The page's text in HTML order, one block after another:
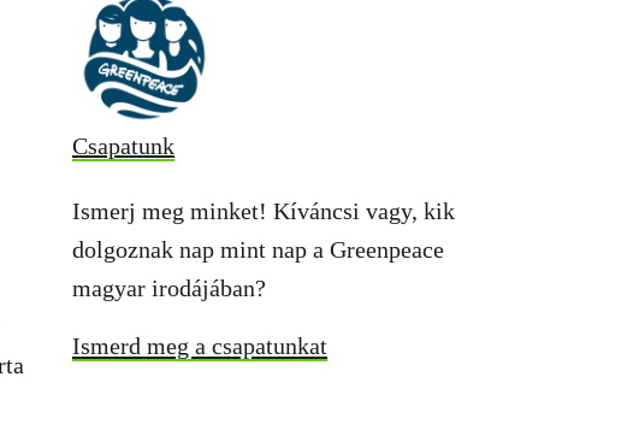
Csapatunk
Ismerj meg minket! Kíváncsi vagy, kik
dolgoznak nap mint nap a Greenpeace
magyar irodájában?
Ismerd meg a csapatunkat